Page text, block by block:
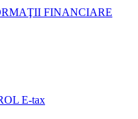
FINANCIARE
E-tax